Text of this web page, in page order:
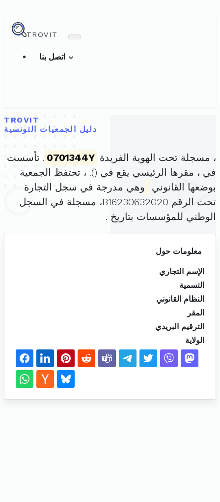
TROVIT
TROVIT
دليل الجمعيات التونسية
، مسجلة تحت الهوية الفريدة 0701344Y . تأسست
في ، مقرها الرئيسي يقع في (). ، تحتفظ الجمعية
بوضعها القانوني
وهي مدرجة في سجل التجارة
تحت الرقم B16230632020، مسجلة في السجل
الوطني للمؤسسات بتاريخ .
معلومات حول
الإسم التجاري
التسمية
النظام القانوني
المقر
الترقيم البريدي
الولاية